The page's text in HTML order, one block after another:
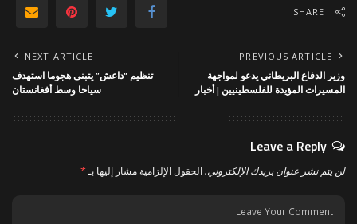
SHARE
PREVIOUS ARTICLE
وزير الدفاع البريطاني يدعو لمواجهة
المسيرات المؤيدة للفلسطينيين | أخبار
NEXT ARTICLE
تنظيم “داعش” يتبنى هجوما استهدف
سياحا وسط أفغانستان
Leave a Reply
لن يتم نشر عنوان بريدك الإلكتروني.الحقول الإلزامية مشار إليها بـ*